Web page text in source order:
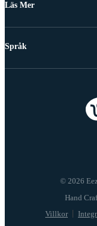
Läs Mer
© 2026
Villkor
Språk